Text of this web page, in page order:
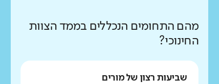
מהם התחומים הנכללים בממד הצוות
החינוכי?
שביעות רצון של מורים